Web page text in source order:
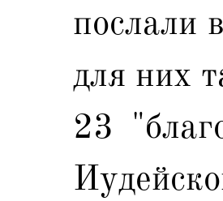
послали
для них
23